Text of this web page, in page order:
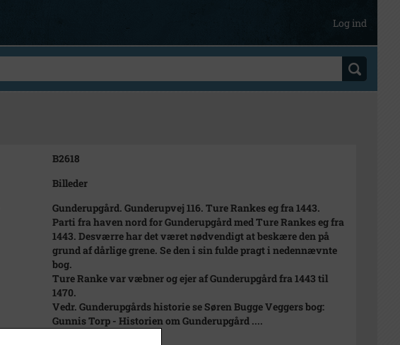
Log ind
B2618
Billeder
Gunderupgård. Gunderupvej 116. Ture Rankes eg fra 1443.
Parti fra haven nord for Gunderupgård med Ture Rankes eg fra
1443. Desværre har det været nødvendigt at beskære den på
grund af dårlige grene. Se den i sin fulde pragt i nedennævnte
bog.
Ture Ranke var væbner og ejer af Gunderupgård fra 1443 til
1470.
Vedr. Gunderupgårds historie se Søren Bugge Veggers bog:
Gunnis Torp - Historien om Gunderupgård ....